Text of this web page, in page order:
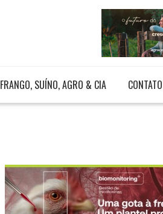
FRANGO, SUÍNO, AGRO & CIA CONTATO